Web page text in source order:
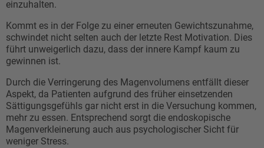
einzuhalten.
Kommt es in der Folge zu einer erneuten Gewichtszunahme,
schwindet nicht selten auch der letzte Rest Motivation. Dies
führt unweigerlich dazu, dass der innere Kampf kaum zu
gewinnen ist.
Durch die Verringerung des Magenvolumens entfällt dieser
Aspekt, da Patienten aufgrund des früher einsetzenden
Sättigungsgefühls gar nicht erst in die Versuchung kommen,
mehr zu essen. Entsprechend sorgt die endoskopische
Magenverkleinerung auch aus psychologischer Sicht für
weniger Stress.